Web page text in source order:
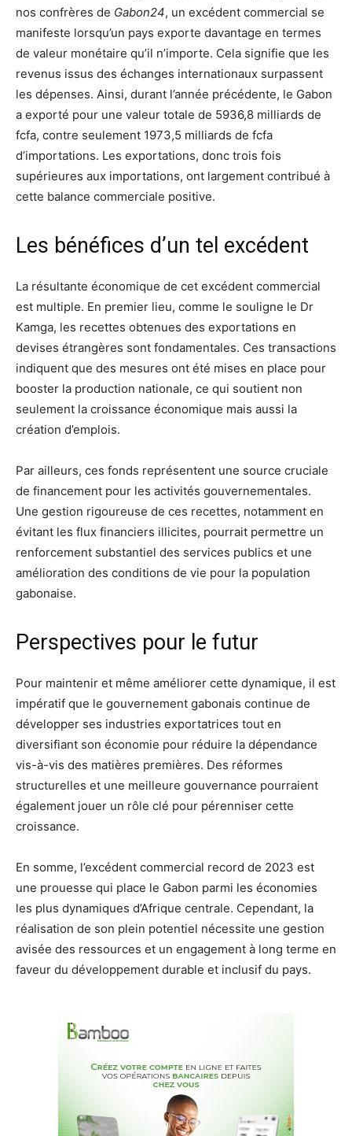
nos confrères de Gabon24, un excédent commercial se
manifeste lorsqu’un pays exporte davantage en termes
de valeur monétaire qu’il n’importe. Cela signifie que les
revenus issus des échanges internationaux surpassent
les dépenses. Ainsi, durant l’année précédente, le Gabon
a exporté pour une valeur totale de 5936,8 milliards de
fcfa, contre seulement 1973,5 milliards de fcfa
d’importations. Les exportations, donc trois fois
supérieures aux importations, ont largement contribué à
cette balance commerciale positive.
Les bénéfices d’un tel excédent
La résultante économique de cet excédent commercial
est multiple. En premier lieu, comme le souligne le Dr
Kamga, les recettes obtenues des exportations en
devises étrangères sont fondamentales. Ces transactions
indiquent que des mesures ont été mises en place pour
booster la production nationale, ce qui soutient non
seulement la croissance économique mais aussi la
création d’emplois.
Par ailleurs, ces fonds représentent une source cruciale
de financement pour les activités gouvernementales.
Une gestion rigoureuse de ces recettes, notamment en
évitant les flux financiers illicites, pourrait permettre un
renforcement substantiel des services publics et une
amélioration des conditions de vie pour la population
gabonaise.
Perspectives pour le futur
Pour maintenir et même améliorer cette dynamique, il est
impératif que le gouvernement gabonais continue de
développer ses industries exportatrices tout en
diversifiant son économie pour réduire la dépendance
vis-à-vis des matières premières. Des réformes
structurelles et une meilleure gouvernance pourraient
également jouer un rôle clé pour pérenniser cette
croissance.
En somme, l’excédent commercial record de 2023 est
une prouesse qui place le Gabon parmi les économies
les plus dynamiques d’Afrique centrale. Cependant, la
réalisation de son plein potentiel nécessite une gestion
avisée des ressources et un engagement à long terme en
faveur du développement durable et inclusif du pays.